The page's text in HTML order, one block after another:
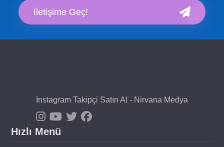
İletişime Geç!
Instagram Takipçi Satın Al - Nirvana Medya
Hızlı Menü